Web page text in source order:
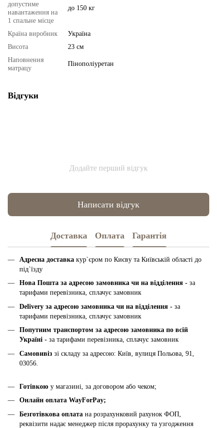
допустиме
навантаження на
1 спальне місце
до 150 кг
Країна виробник
Україна
Висота
23 см
Наповнення
матрацу
Пінополіуретан
Відгуки
Додайте перший відгук
Написати відгук
Доставка Оплата Гарантія
Адресна доставка кур`єром по Києву та Київській області до
під`їзду
Нова Пошта за адресою замовника чи на відділення - за
тарифами перевізника, сплачує замовник
Delivery за адресою замовника чи на відділення - за
тарифами перевізника, сплачує замовник
Попутним транспортом за адресою замовника по всій
Україні - за тарифами перевізника, сплачує замовник
Самовивіз зі складу за адресою: Київ, вулиця Польова, 91,
03056.
Готівкою у магазині, за договором або чеком;
Онлайн оплата WayForPay;
Безготівкова оплата на розрахунковий рахунок ФОП,
реквізити надає менеджер після прорахунку та узгодження